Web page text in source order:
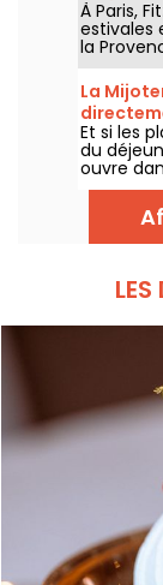
À Paris,
estivales
la
la Tour
terrasse,
sans
La
Et si les
du
ouvre
avec
servie